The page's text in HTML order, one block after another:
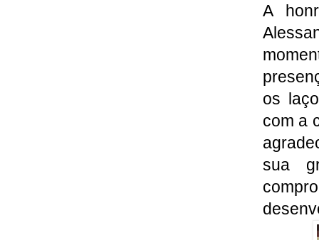
A
os
com a
sua